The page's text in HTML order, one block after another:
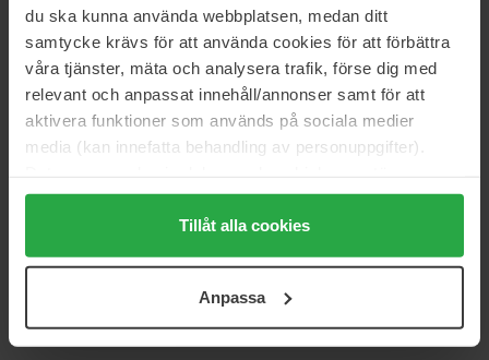
du ska kunna använda webbplatsen, medan ditt
samtycke krävs för att använda cookies för att förbättra
våra tjänster, mäta och analysera trafik, förse dig med
relevant och anpassat innehåll/annonser samt för att
aktivera funktioner som används på sociala medier
media (kan innefatta behandling av personuppgifter).
Genom att trycka på "Tillåt alla cookies" accepterar du
alla cookies, medan du under "Detaljer" kan anpassa
användningen av cookies. Du kan när som helst återkalla
samt vår Integritetspolicy.
Tillåt alla cookies
Anpassa
423 kr
Ordinær pris 469 kr
197 kr
Ordinær pris 218 kr
Estée Lauder
Revitalizing Supreme Anti-aging
CC Cream SPF10
30 ml
Ordinær pris 1 042 kr
Babor
30 ml
SunCoverup Super Tint SPF 50 Almost Powder Makeup SPF15